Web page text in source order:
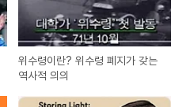
위수령이란? 위수령 폐지가 갖는
역사적 의의